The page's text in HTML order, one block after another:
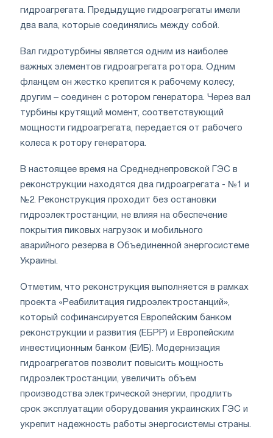
гидроагрегата. Предыдущие гидроагрегаты имели
два вала, которые соединялись между собой.
Вал гидротурбины является одним из наиболее
важных элементов гидроагрегата ротора. Одним
фланцем он жестко крепится к рабочему колесу,
другим – соединен с ротором генератора. Через вал
турбины крутящий момент, соответствующий
мощности гидроагрегата, передается от рабочего
колеса к ротору генератора.
В настоящее время на Среднеднепровской ГЭС в
реконструкции находятся два гидроагрегата - №1 и
№2. Реконструкция проходит без остановки
гидроэлектростанции, не влияя на обеспечение
покрытия пиковых нагрузок и мобильного
аварийного резерва в Объединенной энергосистеме
Украины.
Отметим, что реконструкция выполняется в рамках
проекта «Реабилитация гидроэлектростанций»,
который софинансируется Европейским банком
реконструкции и развития (ЕБРР) и Европейским
инвестиционным банком (ЕИБ). Модернизация
гидроагрегатов позволит повысить мощность
гидроэлектростанции, увеличить объем
производства электрической энергии, продлить
срок эксплуатации оборудования украинских ГЭС и
укрепит надежность работы энергосистемы страны.